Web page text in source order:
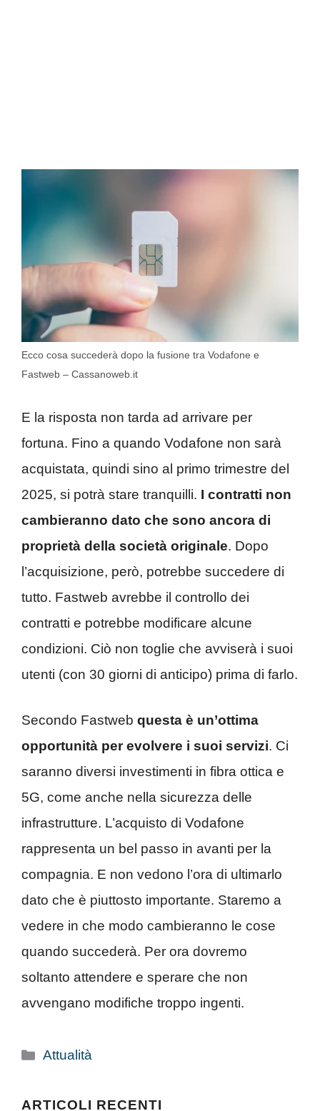
Ecco cosa succederà dopo la fusione tra Vodafone e
Fastweb – Cassanoweb.it
E la risposta non tarda ad arrivare per
fortuna. Fino a quando Vodafone non sarà
acquistata, quindi sino al primo trimestre del
2025, si potrà stare tranquilli. I contratti non
cambieranno dato che sono ancora di
proprietà della società originale. Dopo
l’acquisizione, però, potrebbe succedere di
tutto. Fastweb avrebbe il controllo dei
contratti e potrebbe modificare alcune
condizioni. Ciò non toglie che avviserà i suoi
utenti (con 30 giorni di anticipo) prima di farlo.
Secondo Fastweb questa è un’ottima
opportunità per evolvere i suoi servizi. Ci
saranno diversi investimenti in fibra ottica e
5G, come anche nella sicurezza delle
infrastrutture. L’acquisto di Vodafone
rappresenta un bel passo in avanti per la
compagnia. E non vedono l’ora di ultimarlo
dato che è piuttosto importante. Staremo a
vedere in che modo cambieranno le cose
quando succederà. Per ora dovremo
soltanto attendere e sperare che non
avvengano modifiche troppo ingenti.
Categorie
Attualità
ARTICOLI RECENTI